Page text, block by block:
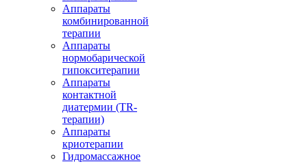
Аппараты
комбинированной
терапии
Аппараты
нормобарической
гипокситерапии
Аппараты
контактной
диатермии (TR-
терапии)
Аппараты
криотерапии
Гидромассажное